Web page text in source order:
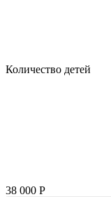
Количество детей
38 000 Р